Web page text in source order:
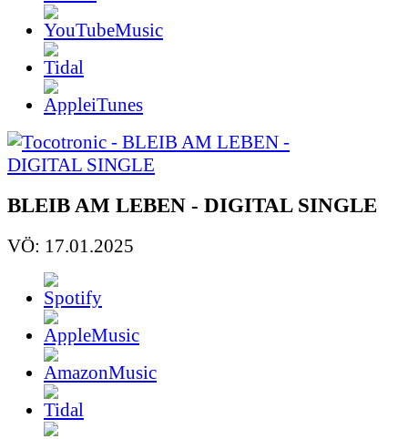
BLEIB AM LEBEN - DIGITAL SINGLE
VÖ: 17.01.2025